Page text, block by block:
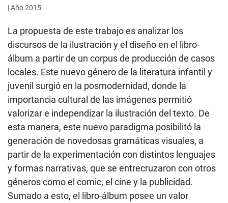
| Año 2015
La propuesta de este trabajo es analizar los
discursos de la ilustración y el diseño en el libro-
álbum a partir de un corpus de producción de casos
locales. Este nuevo género de la literatura infantil y
juvenil surgió en la posmodernidad, donde la
importancia cultural de las imágenes permitió
valorizar e independizar la ilustración del texto. De
esta manera, este nuevo paradigma posibilitó la
generación de novedosas gramáticas visuales, a
partir de la experimentación con distintos lenguajes
y formas narrativas, que se entrecruzaron con otros
géneros como el comic, el cine y la publicidad.
Sumado a esto, el libro-álbum posee un valor